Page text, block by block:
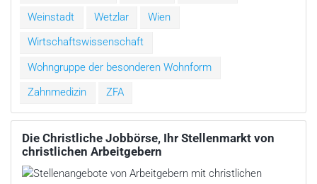
Weinstadt
Wetzlar
Wien
Wirtschaftswissenschaft
Wohngruppe der besonderen Wohnform
Zahnmedizin
ZFA
Die Christliche Jobbörse, Ihr Stellenmarkt von
christlichen Arbeitgebern